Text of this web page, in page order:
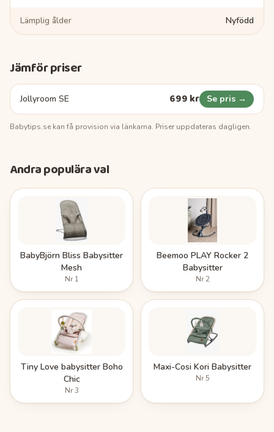
Lämplig ålder Nyfödd
Jämför priser
Jollyroom SE 699 kr Se pris →
Babytips.se kan få provision via länkarna. Priser uppdateras dagligen.
Andra populära val
BabyBjörn Bliss Babysitter
Mesh
Nr1
Beemoo PLAY Rocker 2
Babysitter
Nr2
Tiny Love babysitter Boho
Chic
Nr3
Maxi-Cosi Kori Babysitter
Nr5